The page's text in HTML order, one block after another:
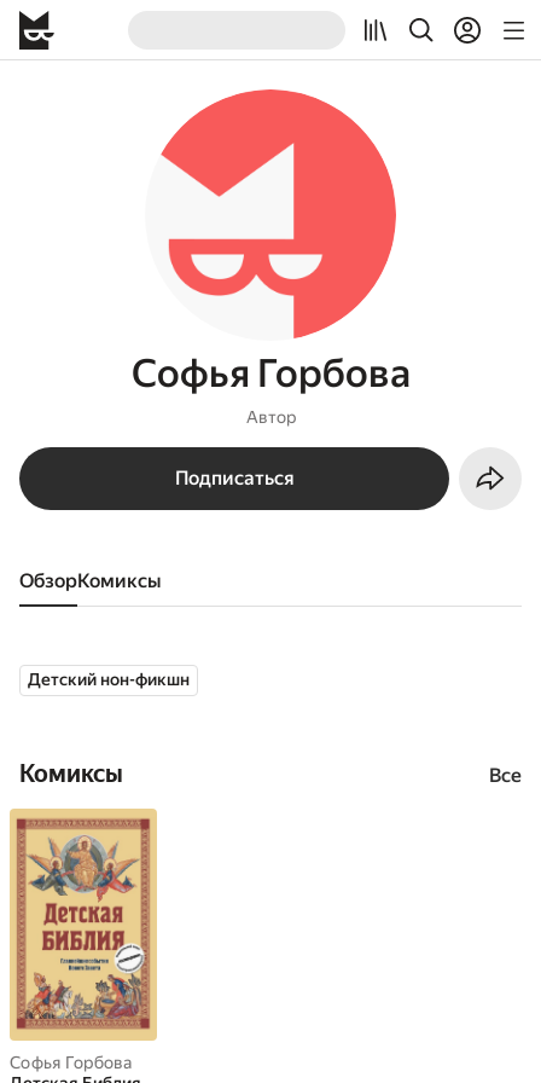
Софья Горбова
Автор
Подписаться
Обзор комиксы
Детский нон-фикшн
Комиксы Все
Софья Горбова